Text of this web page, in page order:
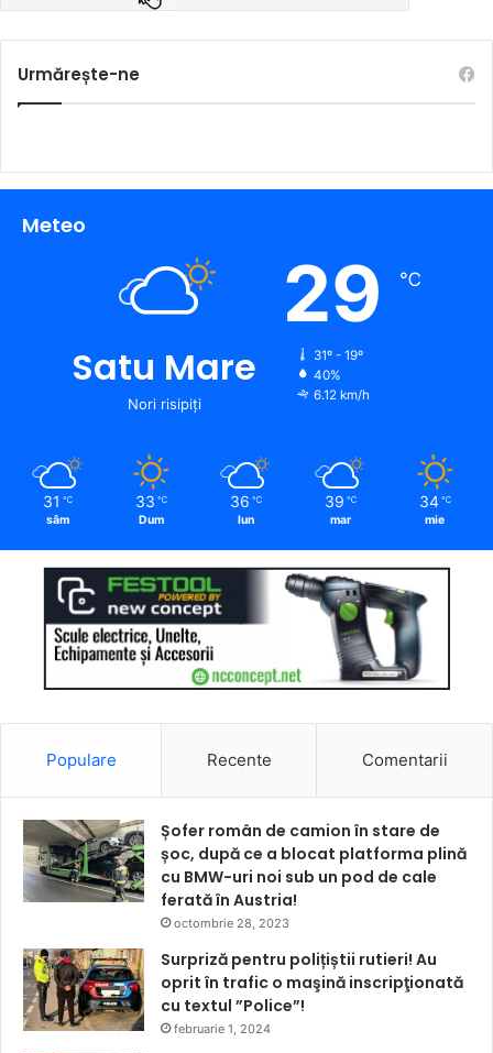
Urmărește-ne
Meteo
Satu Mare
Nori risipiți
29 ℃
31º - 19º
40%
6.12 km/h
31 ℃
sâm
33 ℃
Dum
36 ℃
lun
39 ℃
mar
34 ℃
mie
Populare Recente Comentarii
Șofer român de camion în stare de
șoc, după ce a blocat platforma plină
cu BMW-uri noi sub un pod de cale
ferată în Austria!
octombrie 28, 2023
Surpriză pentru polițiștii rutieri! Au
oprit în trafic o maşină inscripţionată
cu textul ”Police”!
februarie 1, 2024